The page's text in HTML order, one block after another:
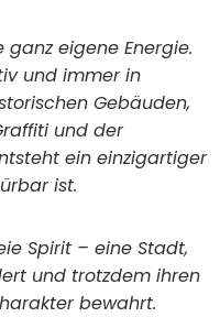
eigene Energie.
und immer in
Gebäuden,
und der
ein einzigartiger
ist.
Spirit – eine Stadt,
und trotzdem ihren
bewahrt.